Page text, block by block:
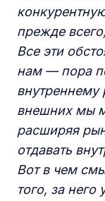
прежде
Все эти
нам — пора
внешних мы
расширяя
отдавать
Вот в чем
того, за